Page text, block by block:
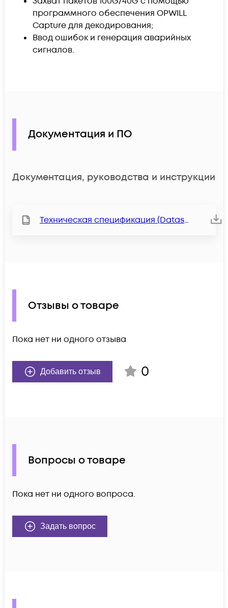
программного обеспечения OPWILL
Capture для декодирования;
Ввод ошибок и генерация аварийных
сигналов.
Документация и ПО
Документация, руководства и инструкции
Техническая спецификация (Datasheet)
Отзывы о товаре
Пока нет ни одного отзыва
Добавить отзыв 0
Вопросы о товаре
Пока нет ни одного вопроса.
Задать вопрос